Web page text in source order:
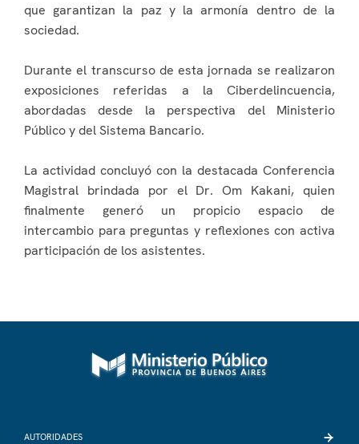
que garantizan la paz y la armonía dentro de la
sociedad.
Durante el transcurso de esta jornada se realizaron
exposiciones referidas a la Ciberdelincuencia,
abordadas desde la perspectiva del Ministerio
Público y del Sistema Bancario.
La actividad concluyó con la destacada Conferencia
Magistral brindada por el Dr. Om Kakani, quien
finalmente generó un propicio espacio de
intercambio para preguntas y reflexiones con activa
participación de los asistentes.
AUTORIDADES